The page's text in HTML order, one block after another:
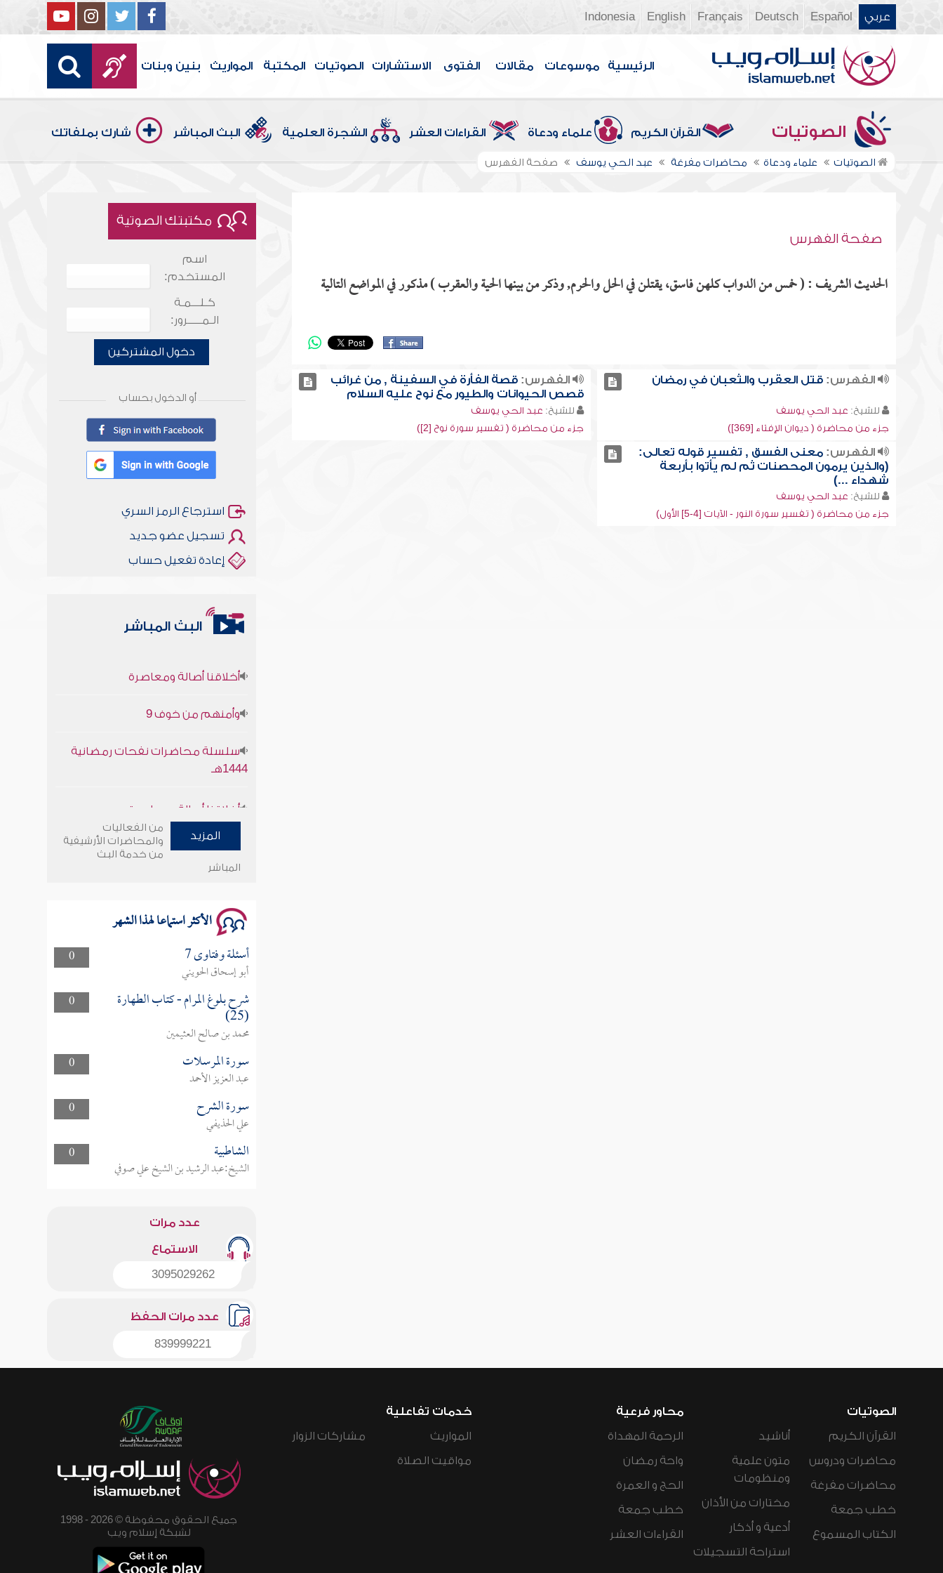
عربي Español
Deutsch
Français
English
Indonesia
الرئيسية موسوعات مقالات الفتوى الاستشارات الصوتيات المكتبة المواريث بنين وبنات
الصوتيات القرآن الكريم علماء ودعاة القراءات العشر الشجرة العلمية البث المباشر شارك بملفاتك
الصوتيات علماء ودعاة محاضرات مفرغة عبد الحي يوسف صفحة الفهرس
صفحة الفهرس
الحديث الشريف : ( خمس من الدواب كلهن فاسق، يقتلن في الحل والحرم, وذكر من بينها الحية والعقرب ) مذكور في المواضع التالية
الفهرس:قتل العقرب والثعبان في رمضان
للشيخ: عبد الحي يوسف
جزء من محاضرة ( ديوان الإفتاء [369])
الفهرس: قصة الفأرة في السفينة , من غرائب
قصص الحيوانات والطيور مع نوح عليه السلام
للشيخ: عبد الحي يوسف
جزء من محاضرة ( تفسير سورة نوح [2])
الفهرس:معنى الفسق , تفسير قوله تعالى:
(والذين يرمون المحصنات ثم لم يأتوا بأربعة
شهداء ...)
للشيخ: عبد الحي يوسف
جزء من محاضرة ( تفسير سورة النور - الآيات [4-5] الأول)
مكتبتك الصوتية
اسم
المستخدم:
كـلـــمـة
الـمـــــرور:
دخول المشتركين
أو الدخول بحساب
استرجاع الرمز السري
تسجيل عضو جديد
إعادة تفعيل حساب
البث المباشر
1444هـ
وأمنهم من خوف 9
سلسلة محاضرات نفحات رمضانية
المزيد
من الفعاليات
والمحاضرات الأرشيفية
من خدمة البث
المباشر
الأكثر استماعا لهذا الشهر
0 أسئلة وفتاوى 7
أبو إسحاق الحويني
0
شرح بلوغ المرام - كتاب الطهارة
(25)
محمد بن صالح العثيمين
0
سورة المرسلات
عبد العزيز الأحمد
0
سورة الشرح
علي الحذيفي
0
الشاطبية
الشيخ:عبد الرشيد بن الشيخ علي صوفي
عدد مرات
الاستماع
3095029262
عدد مرات الحفظ
839999221
الصوتيات
القرآن الكريم
محاضرات ودروس
محاضرات مفرغة
خطب جمعة
الكتاب المسموع
أناشيد
متون علمية
ومنظومات
مختارات من الأذان
أدعية و أذكار
استراحة التسجيلات
محاور فرعية
الرحمة المهداة
واحة رمضان
الحج و العمرة
خطب جمعة
القراءات العشر
خدمات تفاعلية
المواريث
مواقيت الصلاة
مشاركات الزوار
جميع الحقوق محفوظة © 2026 - 1998
لشبكة إسلام ويب